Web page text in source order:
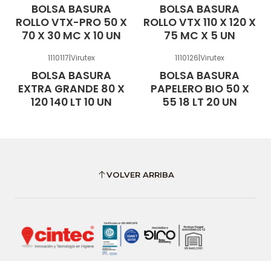
BOLSA BASURA
ROLLO VTX-PRO 50 X
70 X 30 MC X 10 UN
BOLSA BASURA
ROLLO VTX 110 X 120 X
75 MC X 5 UN
1110117|Virutex
BOLSA BASURA
EXTRA GRANDE 80 X
120 140 LT 10 UN
1110126|Virutex
BOLSA BASURA
PAPELERO BIO 50 X
55 18 LT 20 UN
VOLVER ARRIBA